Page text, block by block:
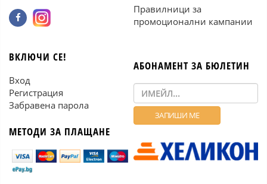
Правилници за
промоционални кампании
ВКЛЮЧИ СЕ!
Вход
Регистрация
Забравена парола
МЕТОДИ ЗА ПЛАЩАНЕ
АБОНАМЕНТ ЗА БЮЛЕТИН